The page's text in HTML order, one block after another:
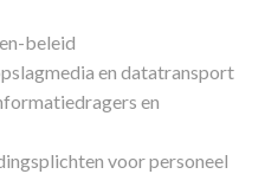
beleid
en datatransport
en
voor personeel